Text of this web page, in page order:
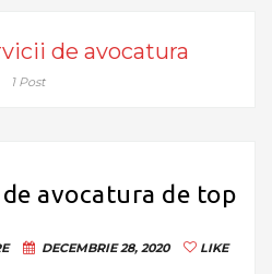
de avocatura
1 Post
avocatura de top
DECEMBRIE 28, 2020 LIKE